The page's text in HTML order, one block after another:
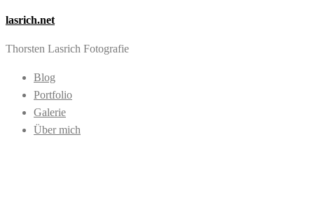
lasrich.net
Thorsten Lasrich Fotografie
Blog
Portfolio
Galerie
Über mich